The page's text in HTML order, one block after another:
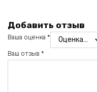
Добавить отзыв
Ваша оценка *
Ваш отзыв *